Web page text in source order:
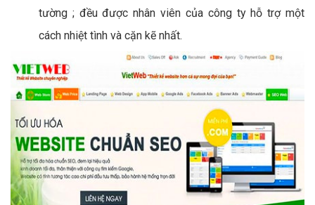
tường ; đều được nhân viên của công ty hỗ trợ một
cách nhiệt tình và cặn kẽ nhất.